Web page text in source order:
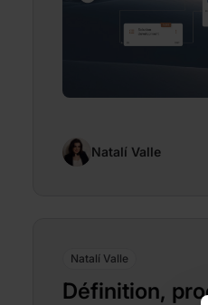
Natalí Valle
Natalí Valle
Définition,